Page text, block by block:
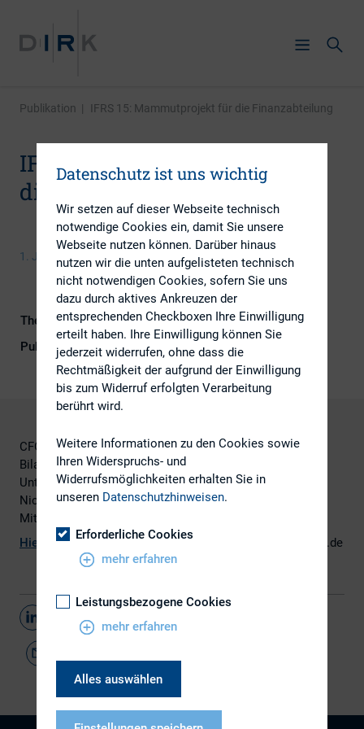
Publikation | IFRS 15: Mammutprojekt für die Finanzabteilung
IFRS 15: Mammutprojekt für
die Finanzabteilung
1. Juli 2015
Themengebiet
Kapitalmarktrecht
Publikationsform
Externe Publikationen
CFOs haben ein Jahr mehr Zeit bekommen, um den
Bilanzierungsstandard IFRS 15 umzusetzen. Vielen
Unternehmen fällt es schwer, die Vorgaben umzusetzen.
Nicht nur die potentiell hohen Kosten sind insbesondere
Mittelständlern ein Dorn im Auge.
Hier
geht es zum Artikel, erschienen auf finance-magazin.de
Teilen
Datenschutz ist uns wichtig
Wir setzen auf dieser Webseite technisch
notwendige Cookies ein, damit Sie unsere
Webseite nutzen können. Darüber hinaus
nutzen wir die unten aufgelisteten technisch
nicht notwendigen Cookies, sofern Sie uns
dazu durch aktives Ankreuzen der
entsprechenden Checkboxen Ihre Einwilligung
erteilt haben. Ihre Einwilligung können Sie
jederzeit widerrufen, ohne dass die
Rechtmäßigkeit der aufgrund der Einwilligung
bis zum Widerruf erfolgten Verarbeitung
berührt wird.
Weitere Informationen zu den Cookies sowie
Ihren Widerspruchs- und
Widerrufsmöglichkeiten erhalten Sie in
unseren Datenschutzhinweisen.
Erforderliche Cookies
mehr erfahren
Leistungsbezogene Cookies
mehr erfahren
Alles auswählen